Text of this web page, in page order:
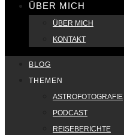
ÜBER MICH
ÜBER MICH
KONTAKT
BLOG
THEMEN
ASTROFOTOGRAFIE
PODCAST
REISEBERICHTE